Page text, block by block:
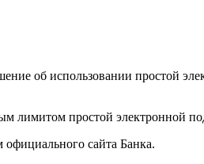
об использовании простой
лимитом простой электронной
сайта Банка.